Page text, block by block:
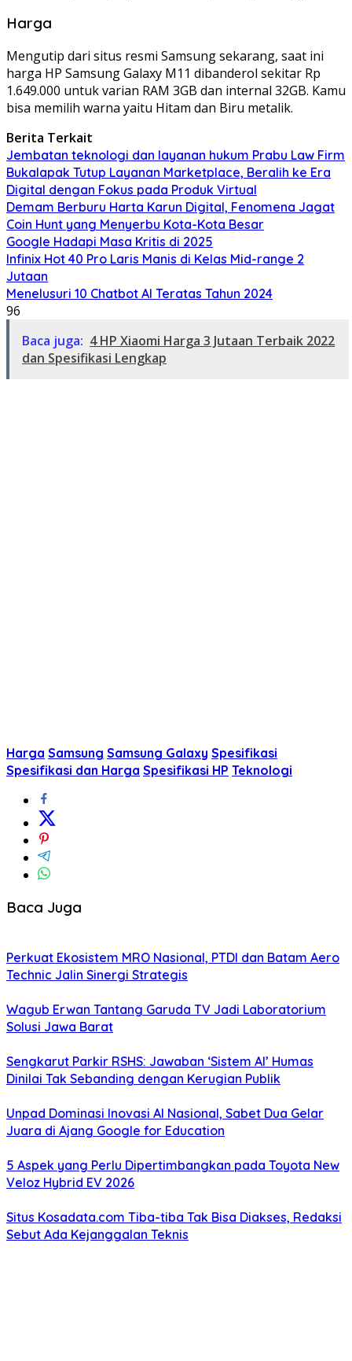
Harga
Mengutip dari situs resmi Samsung sekarang, saat ini
harga HP Samsung Galaxy M11 dibanderol sekitar Rp
1.649.000 untuk varian RAM 3GB dan internal 32GB. Kamu
bisa memilih warna yaitu Hitam dan Biru metalik.
Berita Terkait
Jembatan teknologi dan layanan hukum Prabu Law Firm
Bukalapak Tutup Layanan Marketplace, Beralih ke Era
Digital dengan Fokus pada Produk Virtual
Demam Berburu Harta Karun Digital, Fenomena Jagat
Coin Hunt yang Menyerbu Kota-Kota Besar
Google Hadapi Masa Kritis di 2025
Infinix Hot 40 Pro Laris Manis di Kelas Mid-range 2
Jutaan
Menelusuri 10 Chatbot AI Teratas Tahun 2024
96
Baca juga: 4 HP Xiaomi Harga 3 Jutaan Terbaik 2022
dan Spesifikasi Lengkap
Harga Samsung Samsung Galaxy Spesifikasi
Spesifikasi dan Harga Spesifikasi HP Teknologi
Baca Juga
Perkuat Ekosistem MRO Nasional, PTDI dan Batam Aero
Technic Jalin Sinergi Strategis
Wagub Erwan Tantang Garuda TV Jadi Laboratorium
Solusi Jawa Barat
Sengkarut Parkir RSHS: Jawaban ‘Sistem AI’ Humas
Dinilai Tak Sebanding dengan Kerugian Publik
Unpad Dominasi Inovasi AI Nasional, Sabet Dua Gelar
Juara di Ajang Google for Education
5 Aspek yang Perlu Dipertimbangkan pada Toyota New
Veloz Hybrid EV 2026
Situs Kosadata.com Tiba-tiba Tak Bisa Diakses, Redaksi
Sebut Ada Kejanggalan Teknis